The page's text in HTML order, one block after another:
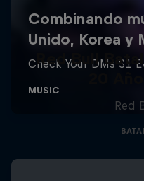
Red Bull
Red